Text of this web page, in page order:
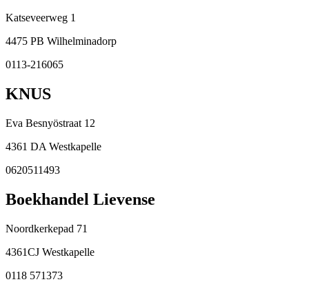
Katseveerweg 1
4475 PB Wilhelminadorp
0113-216065
KNUS
Eva Besnyöstraat 12
4361 DA Westkapelle
0620511493
Boekhandel Lievense
Noordkerkepad 71
4361CJ Westkapelle
0118 571373